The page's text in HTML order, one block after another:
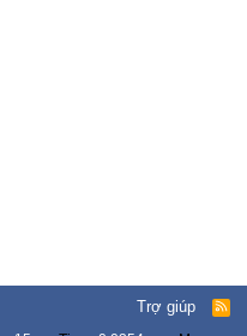
Trợ giúp
R